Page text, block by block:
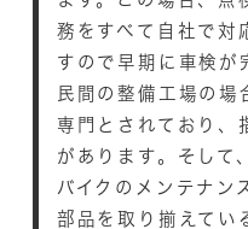
務をすべて自社で対
すので早期に車検が
民間の整備工場の場
専門とされており、
があります。そして
バイクのメンテナン
部品を取り揃えてい